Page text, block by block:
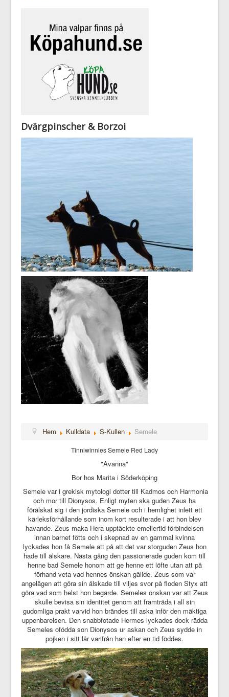
Dvärgpinscher & Borzoi
Hem Kulldata S-Kullen Semele
Tinniwinnies Semele Red Lady
"Avanna"
Bor hos Marita i Söderköping
Semele var i grekisk mytologi dotter till Kadmos och Harmonia
och mor till Dionysos. Enligt myten ska guden Zeus ha
förälskat sig i den jordiska Semele och i hemlighet inlett ett
kärleksförhållande som inom kort resulterade i att hon blev
havande. Zeus maka Hera upptäckte emellertid förbindelsen
innan barnet fötts och i skepnad av en gammal kvinna
lyckades hon få Semele att på att det var storguden Zeus hon
hade till älskare. Nästa gång den passionerade guden kom till
henne bad Semele honom att ge henne ett löfte utan att på
förhand veta vad hennes önskan gällde. Zeus som var
angelägen att göra sin älskade till viljes svor på floden Styx att
göra vad som helst hon begärde. Semeles önskan var att Zeus
skulle bevisa sin identitet genom att framträda i all sin
gudomliga prakt varvid hon brändes till aska inför den mäktiga
uppenbarelsen. Den snabbfotade Hermes lyckades dock rädda
Semeles ofödda son Dionysos ur askan och Zeus sydde in
pojken i sitt lår varifrån han efter en tid föddes.